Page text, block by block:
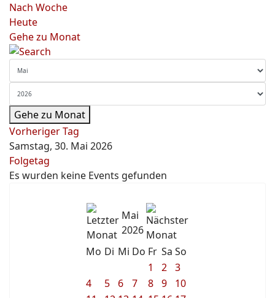
Nach Woche
Heute
Gehe zu Monat
Gehe zu Monat
Vorheriger Tag
Samstag, 30. Mai 2026
Folgetag
Es wurden keine Events gefunden
Mai
2026
Mo Di Mi Do Fr Sa So
1
2 3
4
5 6 7 8 9
10